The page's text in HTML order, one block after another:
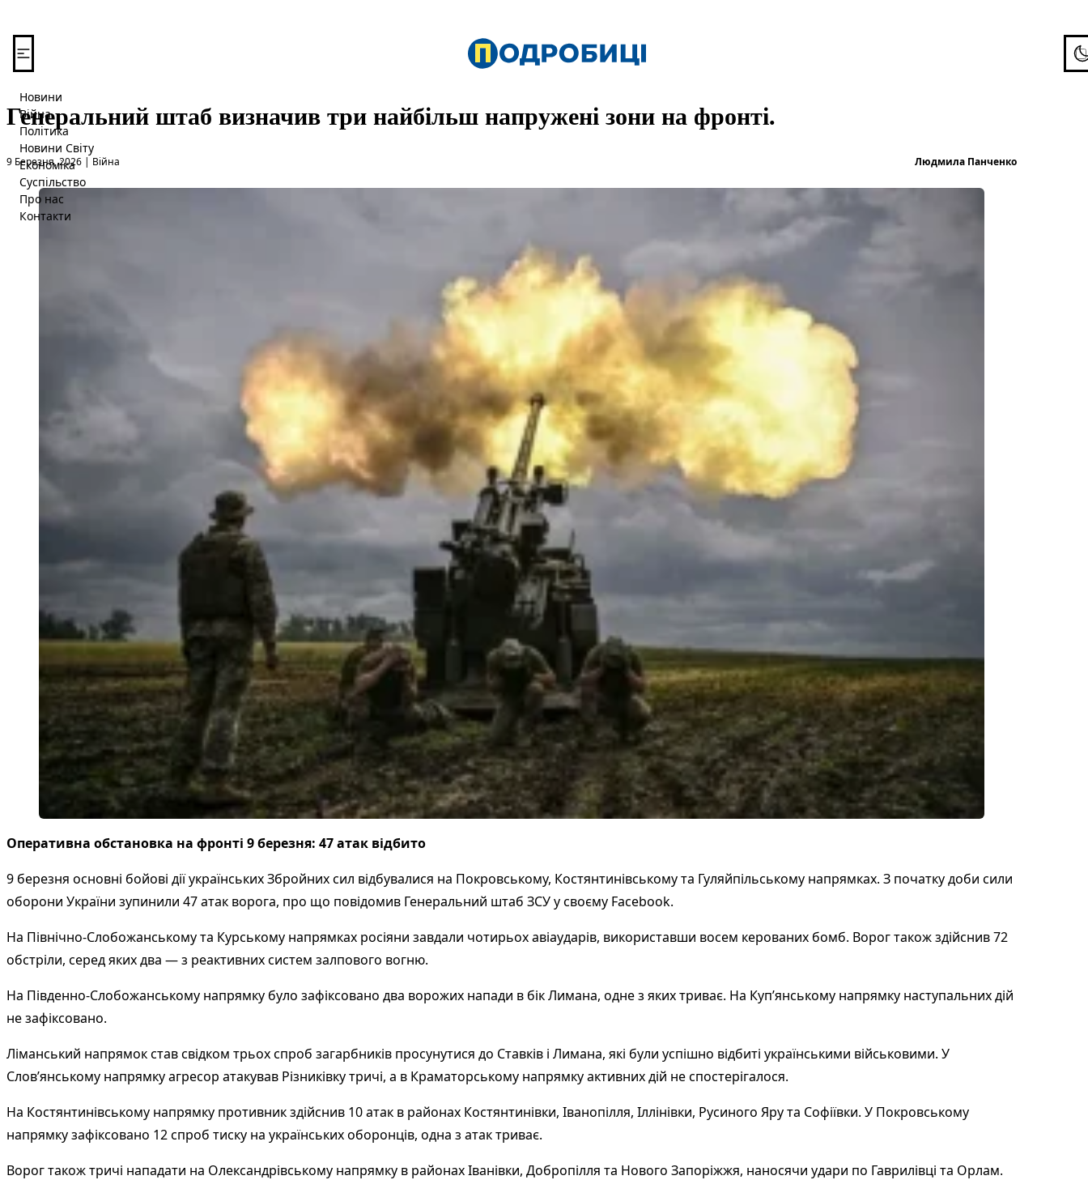
Новини
Війна
Політика
Новини Світу
Економіка
Суспільство
Про нас
Контакти
Генеральний штаб визначив три найбільш напружені зони на фронті.
9 Березня, 2026 |
Опубліковано вВійна Людмила Панченко
Оперативна обстановка на фронті 9 березня: 47 атак відбито
9 березня основні бойові дії українських Збройних сил відбувалися на Покровському, Костянтинівському та Гуляйпільському напрямках. З початку доби сили
оборони України зупинили 47 атак ворога, про що повідомив Генеральний штаб ЗСУ у своєму Facebook.
На Північно-Слобожанському та Курському напрямках росіяни завдали чотирьох авіаударів, використавши восем керованих бомб. Ворог також здійснив 72
обстріли, серед яких два — з реактивних систем залпового вогню.
На Південно-Слобожанському напрямку було зафіксовано два ворожих напади в бік Лимана, одне з яких триває. На Куп’янському напрямку наступальних дій
не зафіксовано.
Ліманський напрямок став свідком трьох спроб загарбників просунутися до Ставків і Лимана, які були успішно відбиті українськими військовими. У
Слов’янському напрямку агресор атакував Різниківку тричі, а в Краматорському напрямку активних дій не спостерігалося.
На Костянтинівському напрямку противник здійснив 10 атак в районах Костянтинівки, Іванопілля, Іллінівки, Русиного Яру та Софіївки. У Покровському
напрямку зафіксовано 12 спроб тиску на українських оборонців, одна з атак триває.
Ворог також тричі нападати на Олександрівському напрямку в районах Іванівки, Добропілля та Нового Запоріжжя, наносячи удари по Гаврилівці та Орлам.